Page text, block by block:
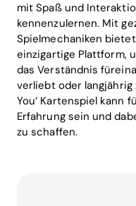
mit Spaß und
kennenzulernen. Mit
Spielmechaniken
einzigartige Plattform,
das Verständnis
verliebt oder langjährig
You‘ Kartenspiel kann
Erfahrung sein und
zu schaffen.